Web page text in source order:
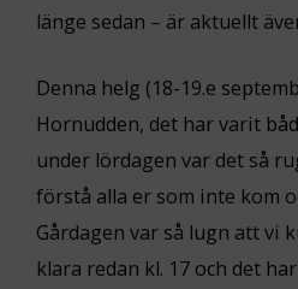
länge sedan – är aktuellt
Denna helg (18-19.e
Hornudden, det har varit
under lördagen var det så
förstå alla er som inte kom
Gårdagen var så lugn att vi
klara redan kl. 17 och det